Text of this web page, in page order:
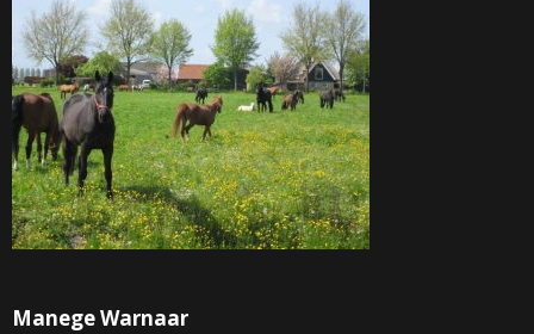
Manege Warnaar